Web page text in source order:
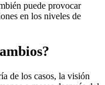
puede provocar
en los niveles de
de los casos, la visión